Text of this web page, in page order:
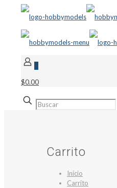
0
$0.00
Carrito
Inicio
Carrito